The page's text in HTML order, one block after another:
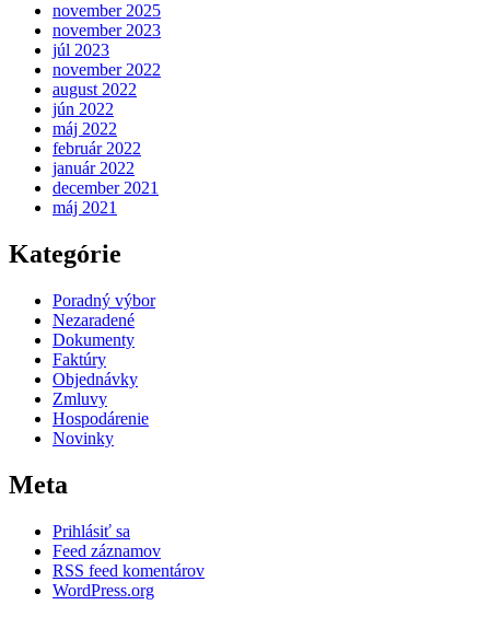
november 2025
november 2023
júl 2023
november 2022
august 2022
jún 2022
máj 2022
február 2022
január 2022
december 2021
máj 2021
Kategórie
Poradný výbor
Nezaradené
Dokumenty
Faktúry
Objednávky
Zmluvy
Hospodárenie
Novinky
Meta
Prihlásiť sa
Feed záznamov
RSS feed komentárov
WordPress.org